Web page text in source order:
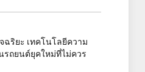
ฉริยะ เทคโนโลยีความ
รถยนต์ยุคใหม่ที่ไม่ควร